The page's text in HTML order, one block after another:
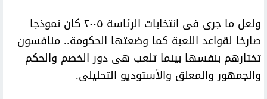
ولعل ما جرى فى انتخابات الرئاسة ٢٠٠٥ كان نموذجا
صارخا لقواعد اللعبة كما وضعتها الحكومة.. منافسون
تختارهم بنفسها بينما تلعب هى دور الخصم والحكم
والجمهور والمعلق والأستوديو التحليلى.